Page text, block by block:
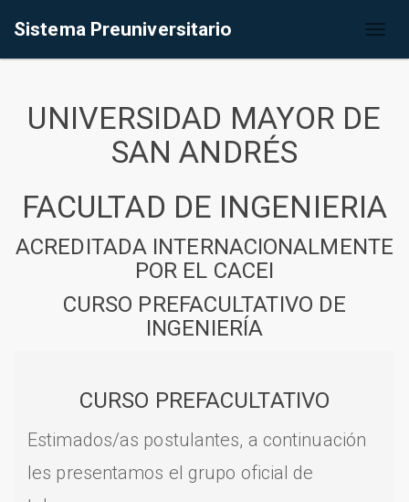
Sistema Preuniversitario
UNIVERSIDAD MAYOR DE
SAN ANDRÉS
FACULTAD DE INGENIERIA
ACREDITADA INTERNACIONALMENTE
POR EL CACEI
CURSO PREFACULTATIVO DE
INGENIERÍA
CURSO PREFACULTATIVO
Estimados/as postulantes, a continuación
les presentamos el grupo oficial de